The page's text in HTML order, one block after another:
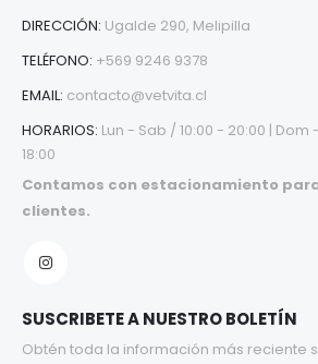
DIRECCIÓN: Ugalde 290, Melipilla
TELÉFONO: +569 9246 9378
EMAIL: contacto@vetvita.cl
HORARIOS: Lun - Sab / 10:00 - 20:00 | Dom
18:00
Contamos con estacionamiento
clientes.
SUSCRIBETE A NUESTRO BOLETÍN
Obtén toda la información más reciente